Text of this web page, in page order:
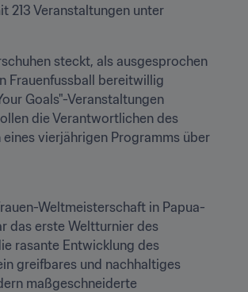
213 Veranstaltungen unter
steckt, als ausgesprochen
Frauenfussball bereitwillig
Goals"-Veranstaltungen
die Verantwortlichen des
vierjährigen Programms über
Weltmeisterschaft in Papua-
das erste Weltturnier des
rasante Entwicklung des
greifbares und nachhaltiges
maßgeschneiderte